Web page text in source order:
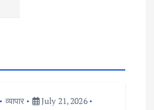
व्यापार
July 21, 2026